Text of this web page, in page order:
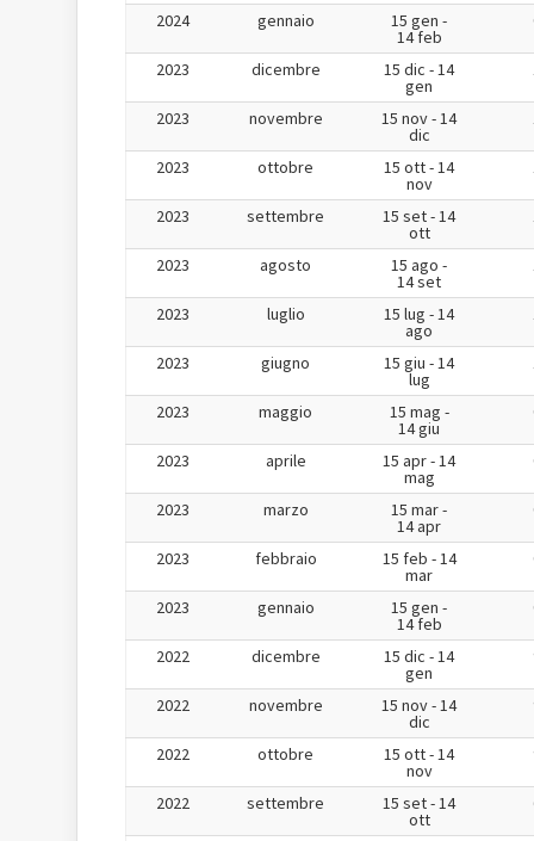
2024 gennaio 15 gen -
14 feb
2023 dicembre 15 dic - 14
gen
2023 novembre 15 nov - 14
dic
2023 ottobre 15 ott - 14
nov
2023 settembre 15 set - 14
ott
2023 agosto 15 ago -
14 set
2023 luglio 15 lug - 14
ago
2023 giugno 15 giu - 14
lug
2023 maggio 15 mag -
14 giu
2023 aprile 15 apr - 14
mag
2023 marzo 15 mar -
14 apr
2023 febbraio 15 feb - 14
mar
2023 gennaio 15 gen -
14 feb
2022 dicembre 15 dic - 14
gen
2022 novembre 15 nov - 14
dic
2022 ottobre 15 ott - 14
nov
2022 settembre 15 set - 14
ott